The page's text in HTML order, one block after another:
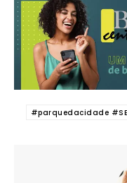
#parquedacidade